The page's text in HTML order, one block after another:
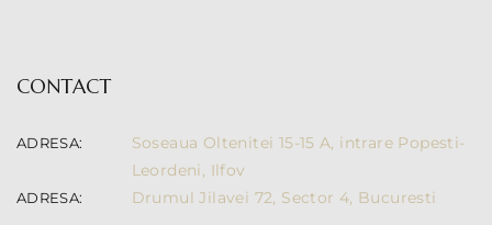
CONTACT
ADRESA:
Soseaua Oltenitei 15-15 A, intrare Popesti-
Leordeni, Ilfov
ADRESA: Drumul Jilavei 72, Sector 4, Bucuresti